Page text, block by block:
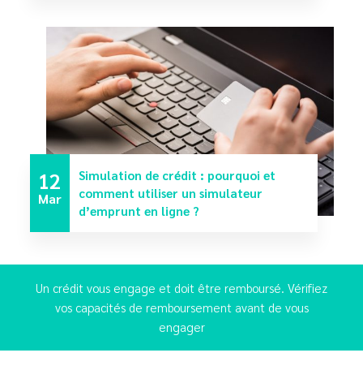
12
Mar
Simulation de crédit : pourquoi et
comment utiliser un simulateur
d’emprunt en ligne ?
Un crédit vous engage et doit être remboursé. Vérifiez
vos capacités de remboursement avant de vous
engager